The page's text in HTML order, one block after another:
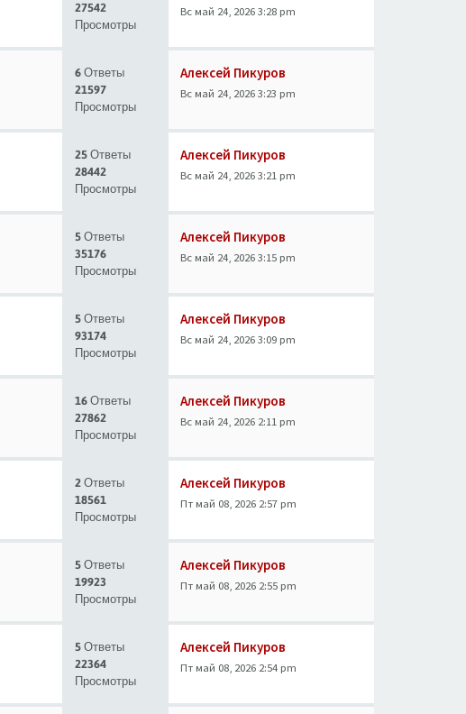
27542
Просмотры
Вс май 24, 2026 3:28 pm
6 Ответы
21597
Просмотры
Алексей Пикуров
Вс май 24, 2026 3:23 pm
25 Ответы
28442
Просмотры
Алексей Пикуров
Вс май 24, 2026 3:21 pm
5 Ответы
35176
Просмотры
Алексей Пикуров
Вс май 24, 2026 3:15 pm
5 Ответы
93174
Просмотры
Алексей Пикуров
Вс май 24, 2026 3:09 pm
16 Ответы
27862
Просмотры
Алексей Пикуров
Вс май 24, 2026 2:11 pm
2 Ответы
18561
Просмотры
Алексей Пикуров
Пт май 08, 2026 2:57 pm
5 Ответы
19923
Просмотры
Алексей Пикуров
Пт май 08, 2026 2:55 pm
5 Ответы
22364
Просмотры
Алексей Пикуров
Пт май 08, 2026 2:54 pm